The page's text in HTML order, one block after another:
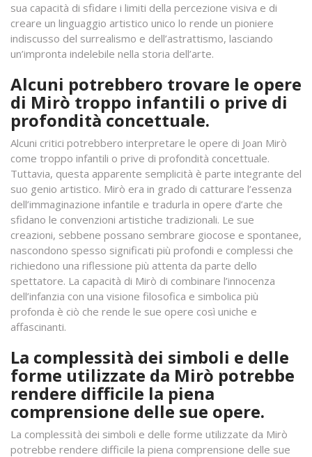
sua capacità di sfidare i limiti della percezione visiva e di
creare un linguaggio artistico unico lo rende un pioniere
indiscusso del surrealismo e dell’astrattismo, lasciando
un’impronta indelebile nella storia dell’arte.
Alcuni potrebbero trovare le opere
di Mirò troppo infantili o prive di
profondità concettuale.
Alcuni critici potrebbero interpretare le opere di Joan Mirò
come troppo infantili o prive di profondità concettuale.
Tuttavia, questa apparente semplicità è parte integrante del
suo genio artistico. Mirò era in grado di catturare l’essenza
dell’immaginazione infantile e tradurla in opere d’arte che
sfidano le convenzioni artistiche tradizionali. Le sue
creazioni, sebbene possano sembrare giocose e spontanee,
nascondono spesso significati più profondi e complessi che
richiedono una riflessione più attenta da parte dello
spettatore. La capacità di Mirò di combinare l’innocenza
dell’infanzia con una visione filosofica e simbolica più
profonda è ciò che rende le sue opere così uniche e
affascinanti.
La complessità dei simboli e delle
forme utilizzate da Mirò potrebbe
rendere difficile la piena
comprensione delle sue opere.
La complessità dei simboli e delle forme utilizzate da Mirò
potrebbe rendere difficile la piena comprensione delle sue